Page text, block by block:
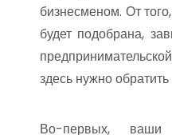
бизнесменом. От
будет подобрана,
здесь нужно
Во-первых,